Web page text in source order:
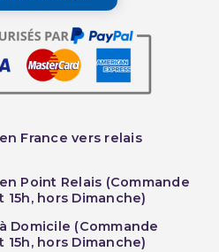
France vers relais
Point Relais (Commande
hors Dimanche)
Domicile (Commande
hors Dimanche)